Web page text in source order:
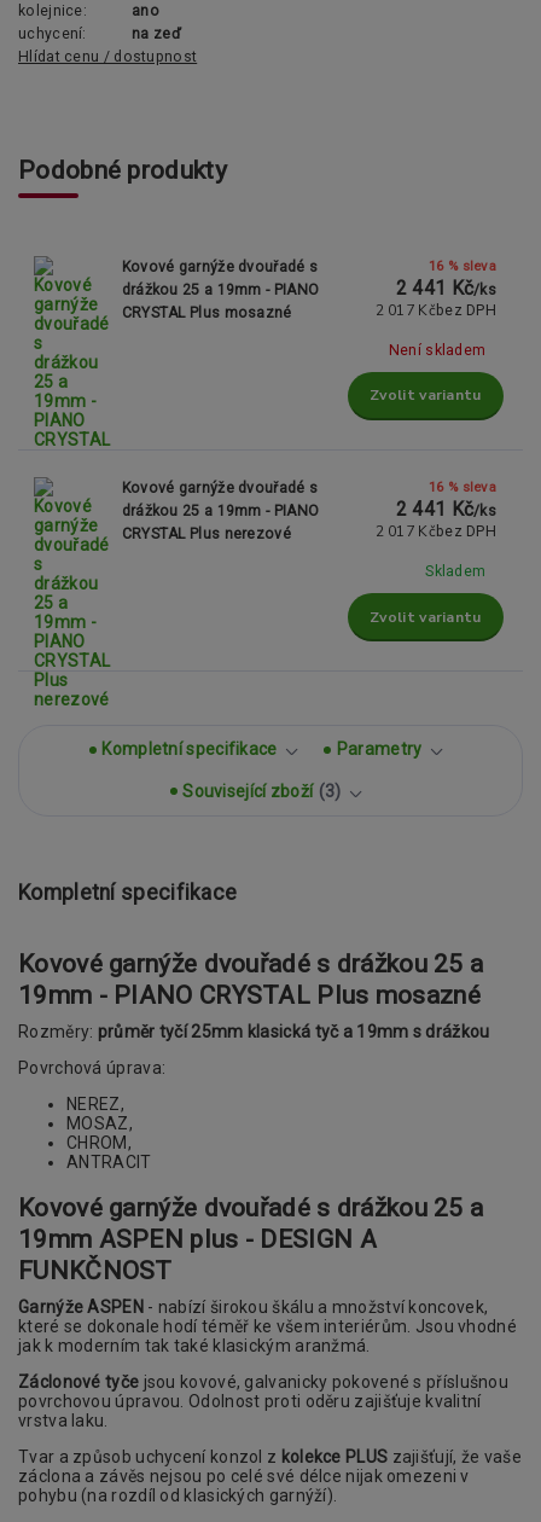
kolejnice:
ano
uchycení:
na zeď
Hlídat cenu / dostupnost
Podobné produkty
Kovové garnýže dvouřadé s
drážkou 25 a 19mm - PIANO
CRYSTAL Plus mosazné
16 % sleva
2 441 Kč/ks
2 017 Kč bez DPH
Není skladem
Zvolit variantu
Kovové garnýže dvouřadé s
drážkou 25 a 19mm - PIANO
CRYSTAL Plus nerezové
16 % sleva
2 441 Kč/ks
2 017 Kč bez DPH
Skladem
Zvolit variantu
Kompletní specifikace Parametry
Související zboží 3
Kompletní specifikace
Kovové garnýže dvouřadé s drážkou 25 a
19mm - PIANO CRYSTAL Plus mosazné
Rozměry: průměr tyčí 25mm klasická tyč a 19mm s drážkou
Povrchová úprava:
NEREZ,
MOSAZ,
CHROM,
ANTRACIT
Kovové garnýže dvouřadé s drážkou 25 a
19mm ASPEN plus - DESIGN A
FUNKČNOST
Garnýže ASPEN - nabízí širokou škálu a množství koncovek,
které se dokonale hodí téměř ke všem interiérům. Jsou vhodné
jak k moderním tak také klasickým aranžmá.
Záclonové tyče jsou kovové, galvanicky pokovené s příslušnou
povrchovou úpravou. Odolnost proti oděru zajišťuje kvalitní
vrstva laku.
Tvar a způsob uchycení konzol z kolekce PLUS zajišťují, že vaše
záclona a závěs nejsou po celé své délce nijak omezeni v
pohybu (na rozdíl od klasických garnýží).